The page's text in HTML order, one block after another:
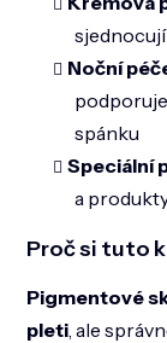
Noční
spánku
Speciální
a
Proč si tuto
Pigmentové
pleti , ale